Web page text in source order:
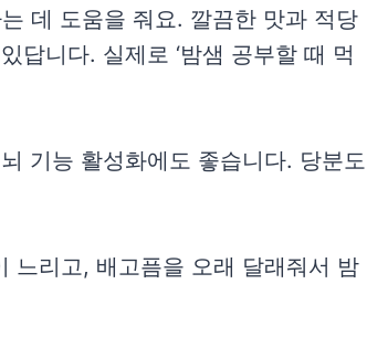
데 도움을 줘요. 깔끔한 맛과 적당
답니다. 실제로 ‘밤샘 공부할 때 먹
기능 활성화에도 좋습니다. 당분도
느리고, 배고픔을 오래 달래줘서 밤